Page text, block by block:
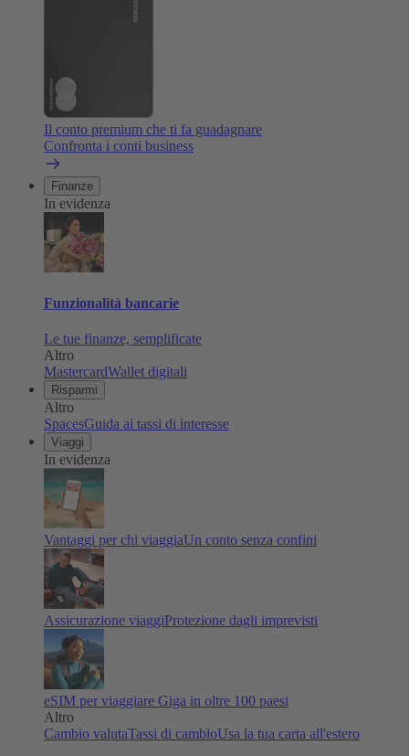
Il conto premium che ti fa guadagnare
Confronta i conti business
Finanze
In evidenza
Funzionalità bancarie
Le tue finanze, semplificate
Altro
MastercardWallet digitali
Risparmi
Altro
SpacesGuida ai tassi di interesse
Viaggi
In evidenza
Vantaggi per chi viaggiaUn conto senza confini
Assicurazione viaggiProtezione dagli imprevisti
eSIM per viaggiare Giga in oltre 100 paesi
Altro
Cambio valutaTassi di cambioUsa la tua carta all'estero